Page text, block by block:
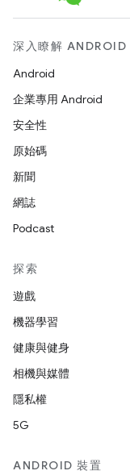
深入瞭解 ANDROID
Android
企業專用 Android
安全性
原始碼
新聞
網誌
Podcast
探索
遊戲
機器學習
健康與健身
相機與媒體
隱私權
5G
ANDROID 裝置